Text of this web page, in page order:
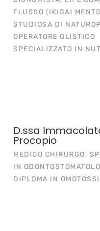
FLUSSO (IKIGAI
STUDIOSA DI
OPERATORE OLISTICO
SPECIALIZZATO IN
D.ssa
Procopio
MEDICO CHIRURGO,
IN
DIPLOMA IN